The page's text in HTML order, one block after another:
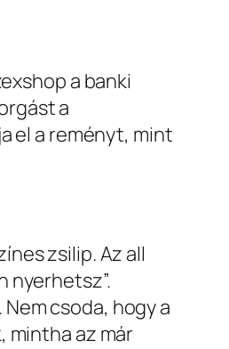
a banki
a
el a reményt, mint
zsilip. Az all
nyerhetsz”.
csoda, hogy a
mintha az már